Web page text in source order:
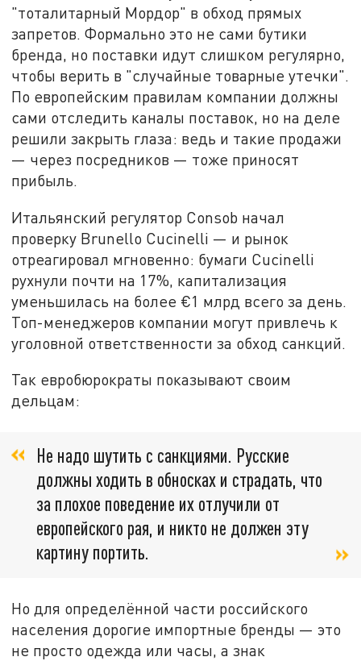
"тоталитарный Мордор" в обход прямых
запретов. Формально это не сами бутики
бренда, но поставки идут слишком регулярно,
чтобы верить в "случайные товарные утечки".
По европейским правилам компании должны
сами отследить каналы поставок, но на деле
решили закрыть глаза: ведь и такие продажи
— через посредников — тоже приносят
прибыль.
Итальянский регулятор Consob начал
проверку Brunello Cucinelli — и рынок
отреагировал мгновенно: бумаги Cucinelli
рухнули почти на 17%, капитализация
уменьшилась на более €1 млрд всего за день.
Топ-менеджеров компании могут привлечь к
уголовной ответственности за обход санкций.
Так евробюрократы показывают своим
дельцам:
Не надо шутить с санкциями. Русские
должны ходить в обносках и страдать, что
за плохое поведение их отлучили от
европейского рая, и никто не должен эту
картину портить.
Но для определённой части российского
населения дорогие импортные бренды — это
не просто одежда или часы, а знак